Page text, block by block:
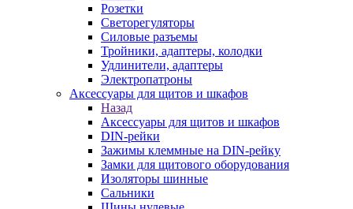
Розетки
Светорегуляторы
Силовые разъемы
Тройники, адаптеры, колодки
Удлинители, адаптеры
Электропатроны
Аксессуары для щитов и шкафов
Назад
Аксессуары для щитов и шкафов
DIN-рейки
Зажимы клеммные на DIN-рейку
Замки для щитового оборудования
Изоляторы шинные
Сальники